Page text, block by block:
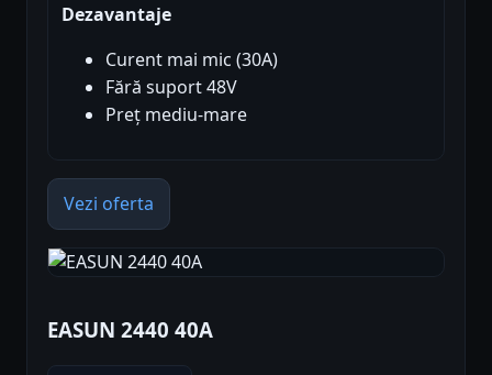
Dezavantaje
Curent mai mic (30A)
Fără suport 48V
Preț mediu-mare
Vezi oferta
EASUN 2440 40A